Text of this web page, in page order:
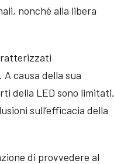
nonché alla libera
causa della sua
della LED sono limitati.
sull’efficacia della
di provvedere al